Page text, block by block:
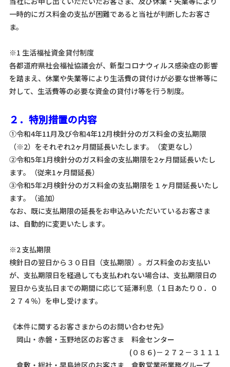
一時的にガス料金の支払が困難であると当社が判断したお客さ
ま。
※1 生活福祉資金貸付制度
各都道府県社会福祉協議会が、新型コロナウィルス感染症の影響
を踏まえ、休業や失業等により生活費の貸付けが必要な世帯等に
対して、生活費等の必要な資金の貸付け等を行う制度。
２．特別措置の内容
①令和4年11月及び令和4年12月検針分のガス料金の支払期限
（※2）をそれぞれ2ヶ月間延長いたします。（変更なし）
②令和5年1月検針分のガス料金の支払期限を2ヶ月間延長いたし
ます。（従来1ヶ月間延長）
③令和5年2月検針分のガス料金の支払期限を１ヶ月間延長いたし
ます。（追加）
なお、既に支払期限の延長をお申込みいただいているお客さま
は、自動的に変更いたします。
※2 支払期限
検針日の翌日から３０日目（支払期限）。ガス料金のお支払い
が、支払期限日を経過しても支払われない場合は、支払期限日の
翌日から支払日までの期間に応じて延滞利息（１日あたり０．０
２７４％）を申し受けます。
《本件に関するお客さまからのお問い合わせ先》
岡山・赤磐・玉野地区のお客さま 料金センター
(０８６)－２７２－３１１１
倉敷・総社・早島地区のお客さま 倉敷営業所業務グループ